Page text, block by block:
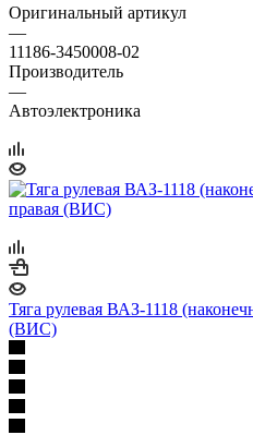
Оригинальный артикул
—
11186-3450008-02
Производитель
—
Автоэлектроника
Тяга рулевая ВАЗ-1118
(ВИС)